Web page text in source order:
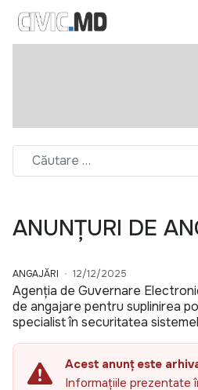
ANUNȚURI DE
ANGAJĂRI 12/12/2025
Agenția de Guvernare
de angajare pentru suplinirea
specialist în securitatea
Acest anunț este
Informațiile prezentate